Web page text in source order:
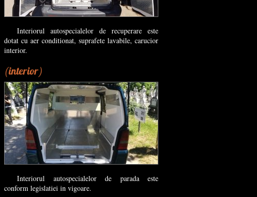
Interiorul autospecialelor de recuperare este
dotat cu aer conditionat, suprafete lavabile, carucior
interior.
(interior)
Interiorul autospecialelor de parada este
conform legislatiei in vigoare.